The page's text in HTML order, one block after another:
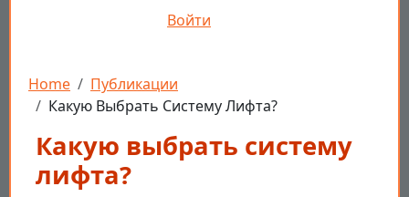
Войти
Строка навигации
Home
Публикации
Какую Выбрать Систему Лифта?
Какую выбрать систему
лифта?